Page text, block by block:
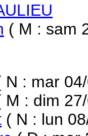
( M : sam
N : mar
M : dim
( N : lun